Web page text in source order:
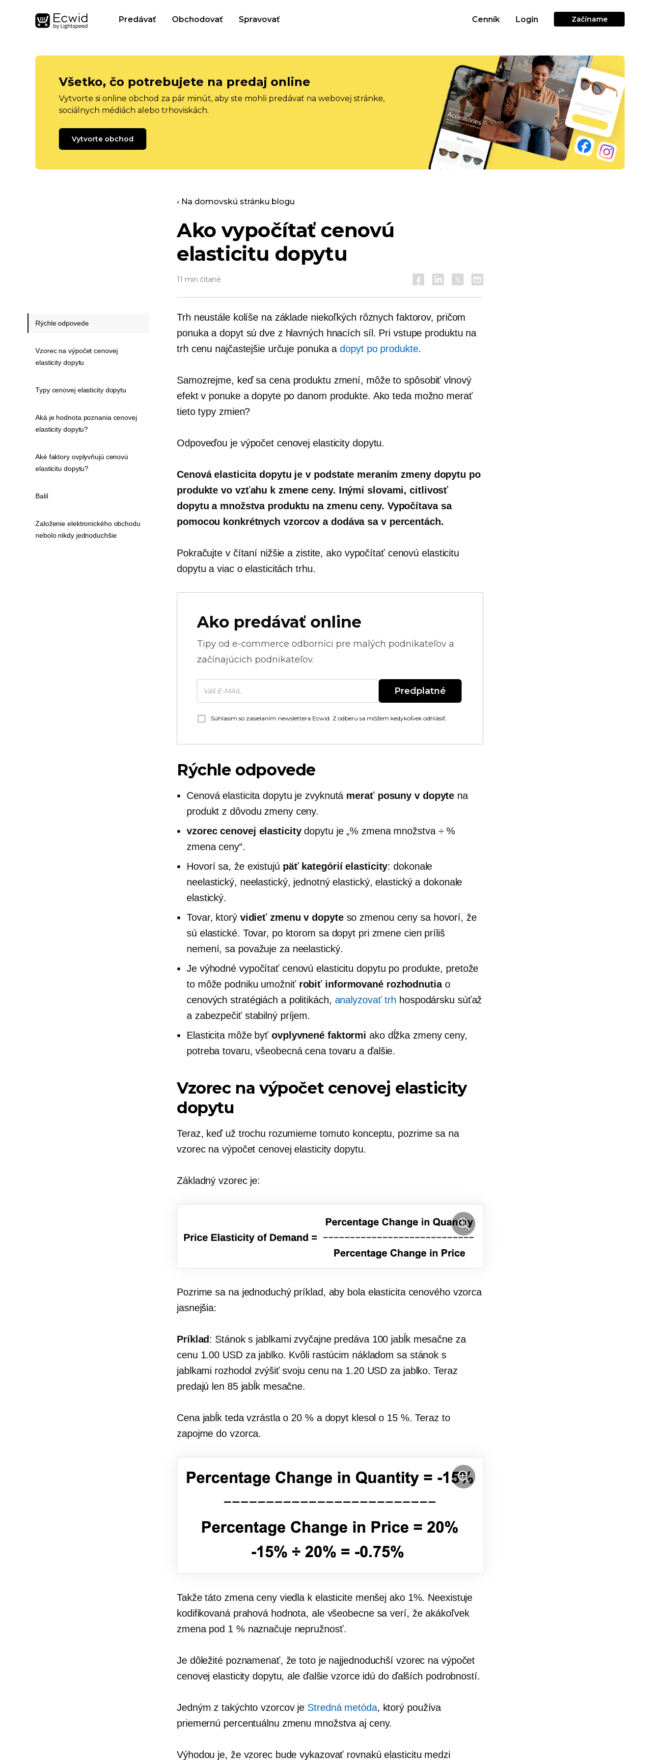
Predávať Obchodovať Spravovať Cenník Login Začíname
Všetko, čo potrebujete na predaj online
Vytvorte si online obchod za pár minút, aby ste mohli predávať na webovej stránke,
sociálnych médiách alebo trhoviskách.
Vytvorte obchod
‹ Na domovskú stránku blogu
Ako vypočítať cenovú
elasticitu dopytu
11 min čítané
Trh neustále kolíše na základe niekoľkých rôznych faktorov, pričom
ponuka a dopyt sú dve z hlavných hnacích síl. Pri vstupe produktu na
trh cenu najčastejšie určuje ponuka adopyt po produkte.
Samozrejme, keď sa cena produktu zmení, môže to spôsobiť vlnový
efekt v ponuke a dopyte po danom produkte. Ako teda možno merať
tieto typy zmien?
Odpoveďou je výpočet cenovej elasticity dopytu.
Cenová elasticita dopytu je v podstate meraním zmeny dopytu po
produkte vo vzťahu k zmene ceny. Inými slovami, citlivosť
dopytu a množstva produktu na zmenu ceny. Vypočítava sa
pomocou konkrétnych vzorcov a dodáva sa v percentách.
Pokračujte v čítaní nižšie a zistite, ako vypočítať cenovú elasticitu
dopytu a viac o elasticitách trhu.
Ako predávať online
Tipy od e-commerce odborníci pre malých podnikateľov a
začínajúcich podnikateľov.
Predplatné
Súhlasím so zasielaním newslettera Ecwid. Z odberu sa môžem kedykoľvek odhlásiť.
Rýchle odpovede
Cenová elasticita dopytu je zvyknutá merať posuny v dopyte na
produkt z dôvodu zmeny ceny.
vzorec cenovej elasticitydopytu je „% zmena množstva ÷ %
zmena ceny“.
Hovorí sa, že existujú päť kategórií elasticity: dokonale
neelastický, neelastický, jednotný elastický, elastický a dokonale
elastický.
Tovar, ktorý vidieť zmenu v dopyteso zmenou ceny sa hovorí, že
sú elastické. Tovar, po ktorom sa dopyt pri zmene cien príliš
nemení, sa považuje za neelastický.
Je výhodné vypočítať cenovú elasticitu dopytu po produkte, pretože
to môže podniku umožniť robiť informované rozhodnutiao
cenových stratégiách a politikách, analyzovať trh hospodársku súťaž
a zabezpečiť stabilný príjem.
Elasticita môže byť ovplyvnené faktormi ako dĺžka zmeny ceny,
potreba tovaru, všeobecná cena tovaru a ďalšie.
Vzorec na výpočet cenovej elasticity
dopytu
Teraz, keď už trochu rozumieme tomuto konceptu, pozrime sa na
vzorec na výpočet cenovej elasticity dopytu.
Základný vzorec je:
Pozrime sa na jednoduchý príklad, aby bola elasticita cenového vzorca
jasnejšia:
Príklad: Stánok s jablkami zvyčajne predáva 100 jabĺk mesačne za
cenu 1.00 USD za jablko. Kvôli rastúcim nákladom sa stánok s
jablkami rozhodol zvýšiť svoju cenu na 1.20 USD za jablko. Teraz
predajú len 85 jabĺk mesačne.
Cena jabĺk teda vzrástla o 20 % a dopyt klesol o 15 %. Teraz to
zapojme do vzorca.
Takže táto zmena ceny viedla k elasticite menšej ako 1%. Neexistuje
kodifikovaná prahová hodnota, ale všeobecne sa verí, že akákoľvek
zmena pod 1 % naznačuje nepružnosť.
Je dôležité poznamenať, že toto je najjednoduchší vzorec na výpočet
cenovej elasticity dopytu, ale ďalšie vzorce idú do ďalších podrobností.
Jedným z takýchto vzorcov je Stredná metóda, ktorý používa
priemernú percentuálnu zmenu množstva aj ceny.
Výhodou je, že vzorec bude vykazovať rovnakú elasticitu medzi
Rýchle odpovede
Vzorec na výpočet cenovej
elasticity dopytu
Typy cenovej elasticity dopytu
Aká je hodnota poznania cenovej
elasticity dopytu?
Aké faktory ovplyvňujú cenovú
elasticitu dopytu?
Balil
Založenie elektronického obchodu
nebolo nikdy jednoduchšie